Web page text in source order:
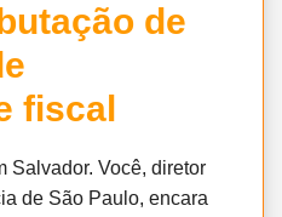
de
fiscal
Salvador. Você, diretor
de São Paulo, encara